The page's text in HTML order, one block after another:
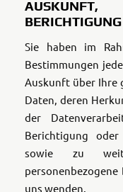
BERICHTIGUNG
Sie haben im
Bestimmungen
Auskunft über Ihre
Daten, deren
der
Berichtigung
sowie zu
uns wenden.